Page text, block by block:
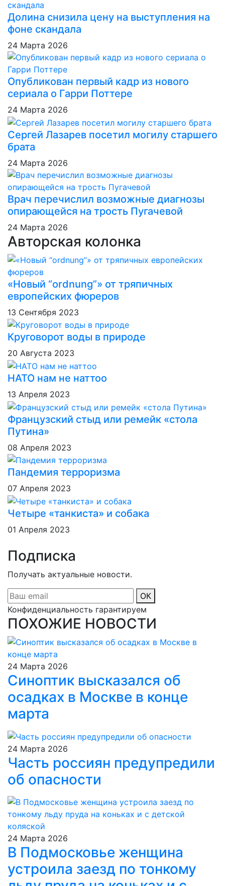
Долина снизила цену на выступления на
фоне скандала
24 Марта 2026
Опубликован первый кадр из нового
сериала о Гарри Поттере
24 Марта 2026
Сергей Лазарев посетил могилу старшего
брата
24 Марта 2026
Врач перечислил возможные диагнозы
опирающейся на трость Пугачевой
24 Марта 2026
Авторская колонка
«Новый “ordnung”» от тряпичных
европейских фюреров
13 Сентября 2023
Круговорот воды в природе
20 Августа 2023
НАТО нам не наттоо
13 Апреля 2023
Французский стыд или ремейк «стола
Путина»
08 Апреля 2023
Пандемия терроризма
07 Апреля 2023
Четыре «танкиста» и собака
01 Апреля 2023
Подписка
Получать актуальные новости.
ОК
Конфиденциальность гарантируем
ПОХОЖИЕ НОВОСТИ
24 Марта 2026
Синоптик высказался об
осадках в Москве в конце
марта
24 Марта 2026
Часть россиян предупредили
об опасности
24 Марта 2026
В Подмосковье женщина
устроила заезд по тонкому